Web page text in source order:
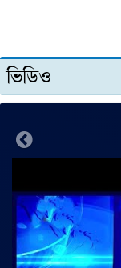
ভিডিও
Previous